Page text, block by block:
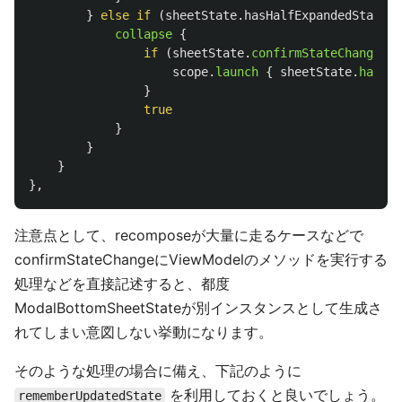
}
else if (sheetState. hasHalfExpandedState
collapse {
if
(sheetState. confirmStateChange
scope. launch { sheetState.
}
true
}
}
}
},
注意点として、recomposeが大量に走るケースなどで
confirmStateChangeにViewModelのメソッドを実行する
処理などを直接記述すると、都度
ModalBottomSheetStateが別インスタンスとして生成さ
れてしまい意図しない挙動になります。
そのような処理の場合に備え、下記のように
rememberUpdatedState を利用しておくと良いでしょう。